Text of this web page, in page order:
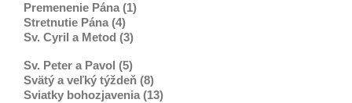
Premenenie Pána (1)
Stretnutie Pána (4)
Sv. Cyril a Metod (3)
Sv. Peter a Pavol (5)
Svätý a veľký týždeň (8)
Sviatky bohozjavenia (13)